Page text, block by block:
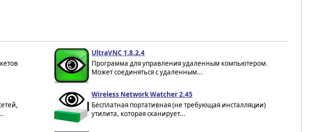
UltraVNC 1.8.2.4
Программа для управления удаленным компьютером.
Может соединяться с удаленным...
Wireless Network Watcher 2.45
Бесплатная портативная (не требующая инсталляции)
утилита, которая сканирует...